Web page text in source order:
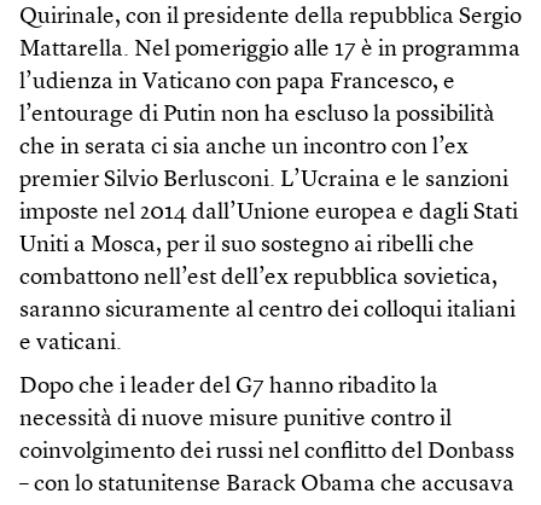
Quirinale, con il presidente della repubblica Sergio
Mattarella. Nel pomeriggio alle 17 è in programma
l’udienza in Vaticano con papa Francesco, e
l’entourage di Putin non ha escluso la possibilità
che in serata ci sia anche un incontro con l’ex
premier Silvio Berlusconi. L’Ucraina e le sanzioni
imposte nel 2014 dall’Unione europea e dagli Stati
Uniti a Mosca, per il suo sostegno ai ribelli che
combattono nell’est dell’ex repubblica sovietica,
saranno sicuramente al centro dei colloqui italiani
e vaticani.
Dopo che i leader del G7 hanno ribadito la
necessità di nuove misure punitive contro il
coinvolgimento dei russi nel conflitto del Donbass
– con lo statunitense Barack Obama che accusava